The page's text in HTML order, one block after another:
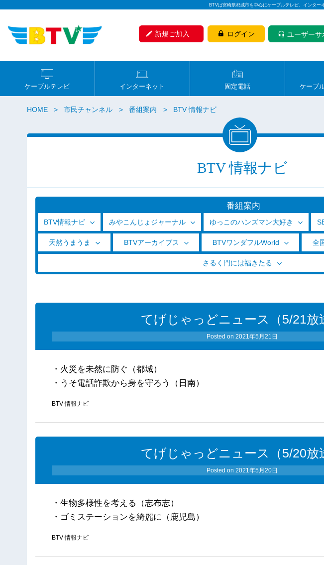
BTVは宮崎県都城市を中心にケーブルテレビ、インター
新規ご加入 ログイン ユーザーサ
ケーブルテレビ インターネット 固定電話 ケーブ
HOME 市民チャンネル 番組案内 BTV 情報ナビ
BTV 情報ナビ
番組案内
BTV情報ナビ みやこんじょジャーナル ゆっこのハンズマン大好き
天然うまうま BTVアーカイブス BTVワンダフルWorld 全
さるく門には福きたる
てげじゃっどニュース（5/21放
Posted on2021年5月21日
・火災を未然に防ぐ（都城）
・うそ電話詐欺から身を守ろう（日南）
BTV 情報ナビ
てげじゃっどニュース（5/20放
Posted on2021年5月20日
・生物多様性を考える（志布志）
・ゴミステーションを綺麗に（鹿児島）
BTV 情報ナビ